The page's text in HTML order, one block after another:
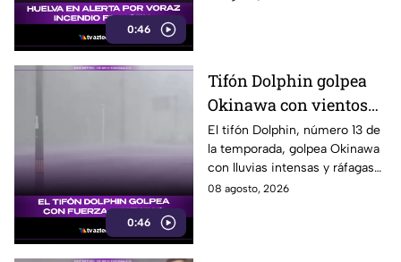
0:46
0:46
Tifón Dolphin golpea
Okinawa con vientos
de hasta 157 km/h
El tifón Dolphin, número 13 de
la temporada, golpea Okinawa
con lluvias intensas y ráfagas
de hasta 157 kilómetros por
08 agosto, 2026